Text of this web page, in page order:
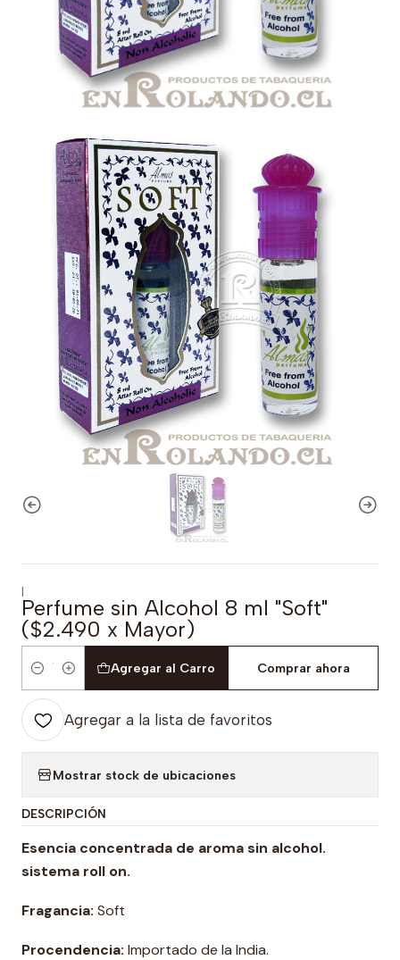
|
Perfume sin Alcohol 8 ml "Soft"
($2.490 x Mayor)
Cantidad
Agregar al Carro Comprar ahora
Agregar a la lista de favoritos
Mostrar stock de ubicaciones
DESCRIPCIÓN
Esencia concentrada de aroma sin alcohol.
sistema roll on.
Fragancia: Soft
Procendencia: Importado de la India.